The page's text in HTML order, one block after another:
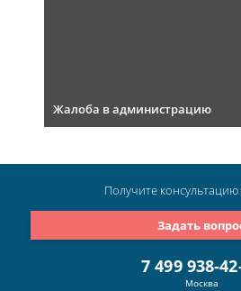
Жалоба в администрацию
7 499 938-
Москва
Задать
Получите консультацию